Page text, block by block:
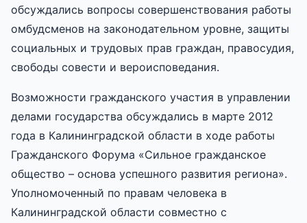
обсуждались вопросы совершенствования работы
омбудсменов на законодательном уровне, защиты
социальных и трудовых прав граждан, правосудия,
свободы совести и вероисповедания.
Возможности гражданского участия в управлении
делами государства обсуждались в марте 2012
года в Калининградской области в ходе работы
Гражданского Форума «Сильное гражданское
общество – основа успешного развития региона».
Уполномоченный по правам человека в
Калининградской области совместно с